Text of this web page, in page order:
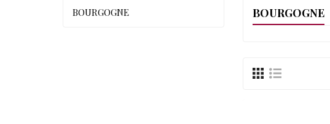
BOURGOGNE BOURGOGNE